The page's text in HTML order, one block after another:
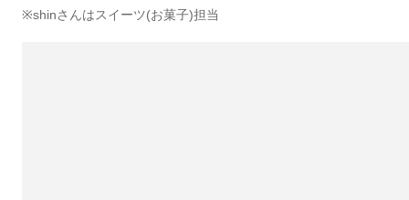
※shinさんはスイーツ(お菓子)担当